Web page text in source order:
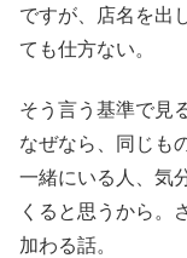
ですが、店名を出
ても仕方ない。
そう言う基準で見
なぜなら、同じも
一緒にいる人、気
くると思うから。
加わる話。